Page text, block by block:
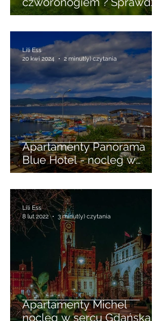
wynajem domków w
Niechorzu przyjaznych
zwierzętom
Apartamenty Panorama
Blue Hotel - nocleg w
Starym Mieście Nessebar
Lili Ess
20 kwi 2024
2 minut(y) czytania
Apartamenty Michel
nocleg w sercu Gdańska
Lili Ess
8 lut 2022
3 minut(y) czytania